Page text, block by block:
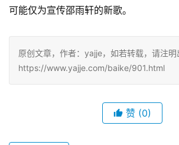
可能仅为宣传邵雨轩的新歌。
原创文章，作者：yajje，如若转载，请注明
https://www.yajje.com/baike/901.html
赞 (0)